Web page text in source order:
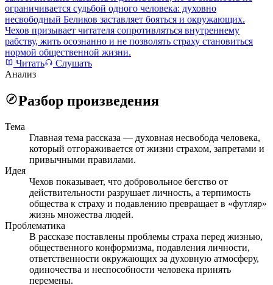
ограничивается судьбой одного человека: духовно
несвободный Беликов заставляет бояться и окружающих.
Чехов призывает читателя сопротивляться внутреннему
рабству, жить осознанно и не позволять страху становиться
нормой общественной жизни.
Читать
Слушать
Анализ
Разбор произведения
Тема
Главная тема рассказа — духовная несвобода человека,
который отгораживается от жизни страхом, запретами и
привычными правилами.
Идея
Чехов показывает, что добровольное бегство от
действительности разрушает личность, а терпимость
общества к страху и подавлению превращает в «футляр»
жизнь множества людей.
Проблематика
В рассказе поставлены проблемы страха перед жизнью,
общественного конформизма, подавления личности,
ответственности окружающих за духовную атмосферу,
одиночества и неспособности человека принять
перемены.